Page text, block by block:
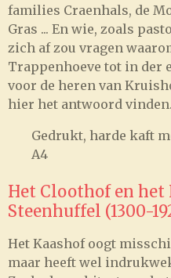
families Craenhals, de
Gras ... En wie, zoals
zich af zou vragen
Trappenhoeve tot in der
voor de heren van
hier het antwoord vinden.
Gedrukt, harde kaft
A4
Het Cloothof en het
Steenhuffel (1300-
Het Kaashof oogt
maar heeft wel